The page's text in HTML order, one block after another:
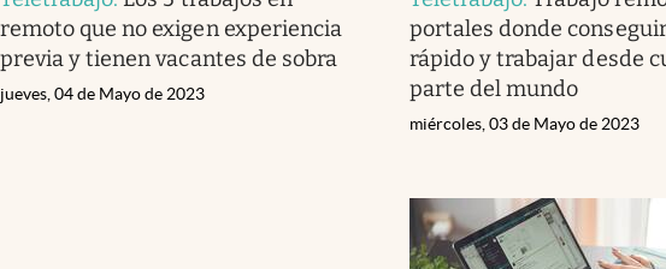
remoto que no exigen experiencia
previa y tienen vacantes de sobra
jueves, 04 de Mayo de 2023
portales donde
rápido y trabajar desde
parte del mundo
miércoles, 03 de Mayo de 2023